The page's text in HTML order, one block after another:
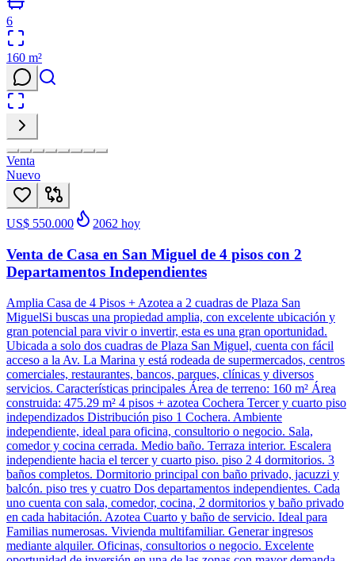
6
160 m²
Venta
Nuevo
US$ 550.000 2062 hoy
Venta de Casa en San Miguel de 4 pisos con 2
Departamentos Independientes
Amplia Casa de 4 Pisos + Azotea a 2 cuadras de Plaza San
MiguelSi buscas una propiedad amplia, con excelente ubicación y
gran potencial para vivir o invertir, esta es una gran oportunidad.
Ubicada a solo dos cuadras de Plaza San Miguel, cuenta con fácil
acceso a la Av. La Marina y está rodeada de supermercados, centros
comerciales, restaurantes, bancos, parques, clínicas y diversos
servicios. Características principales Área de terreno: 160 m² Área
construida: 475.29 m² 4 pisos + azotea Cochera Tercer y cuarto piso
independizados Distribución piso 1 Cochera. Ambiente
independiente, ideal para oficina, consultorio o negocio. Sala,
comedor y cocina cerrada. Medio baño. Terraza interior. Escalera
independiente hacia el tercer y cuarto piso. piso 2 4 dormitorios. 3
baños completos. Dormitorio principal con baño privado, jacuzzi y
balcón. piso tres y cuatro Dos departamentos independientes. Cada
uno cuenta con sala, comedor, cocina, 2 dormitorios y baño privado
en cada habitación. Azotea Cuarto y baño de servicio. Ideal para
Familias numerosas. Vivienda multifamiliar. Generar ingresos
mediante alquiler. Oficinas, consultorios o negocio. Excelente